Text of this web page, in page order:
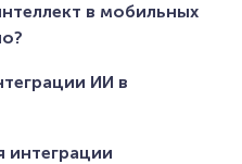
в мобильных
ИИ в
интеграции